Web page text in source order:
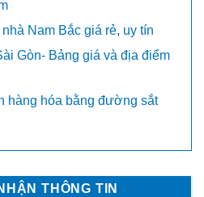
Nam Bắc giá rẻ, uy tín
Gòn- Bảng giá và địa điểm
hàng hóa bằng đường sắt
THÔNG TIN